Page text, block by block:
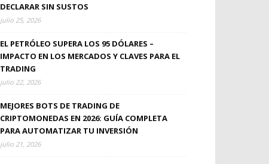
DECLARAR SIN SUSTOS
julio 25, 2026
EL PETRÓLEO SUPERA LOS 95 DÓLARES –
IMPACTO EN LOS MERCADOS Y CLAVES PARA EL
TRADING
julio 22, 2026
MEJORES BOTS DE TRADING DE
CRIPTOMONEDAS EN 2026: GUÍA COMPLETA
PARA AUTOMATIZAR TU INVERSIÓN
julio 21, 2026